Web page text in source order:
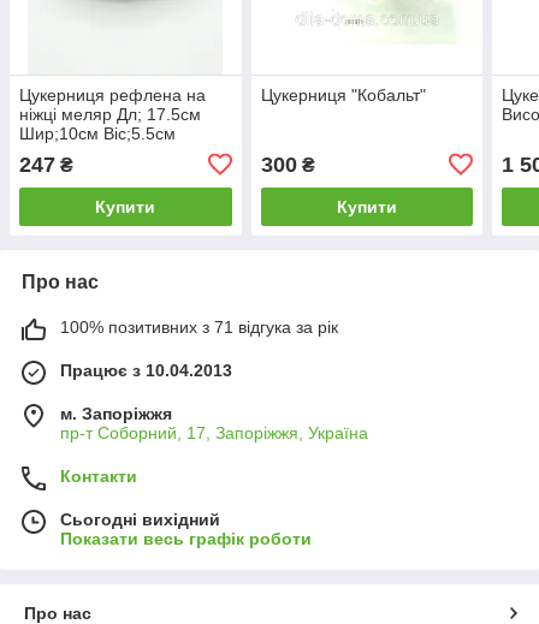
Цукерниця рефлена на
ніжці меляр Дл; 17.5см
Шир;10см Віс;5.5см
247 ₴
Купити
Цукерниця "Кобальт"
300₴
Купити
1
Про нас
100% позитивних з 71 відгука за рік
Працює з 10.04.2013
м. Запоріжжя
пр-т Соборний, 17, Запоріжжя, Україна
Контакти
Сьогодні вихідний
Показати весь графік роботи
Про нас